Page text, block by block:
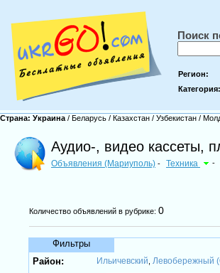
Поиск
Регион:
Категория:
Страна: Украина / Беларусь / Казахстан / Узбекистан /
Аудио-, видео кассеты,
Объявления (Мариуполь) - Техника -
Количество объявлений в рубрике: 0
Фильтры
Район:
Ильичевский Левобережный